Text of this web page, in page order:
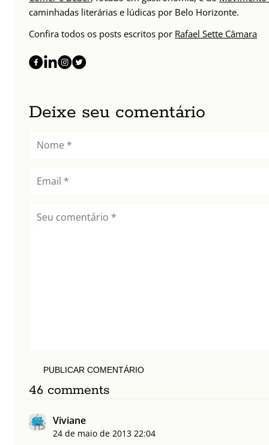
caminhadas literárias e lúdicas por Belo Horizonte.
Confira todos os posts escritos por Rafael Sette Câmara
Deixe seu comentário
PUBLICAR COMENTÁRIO
46 comments
Viviane
24 de maio de 2013 22:04